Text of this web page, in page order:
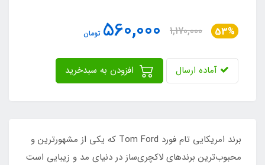
53%
1,170,000
560,000 تومان
آماده ارسال
برند امریکایی تام فورد Tom Ford که یکی از مشهورترین و
محبوب‌ترین برندهای لاکچری‌ساز در دنیای مد و زیبایی است